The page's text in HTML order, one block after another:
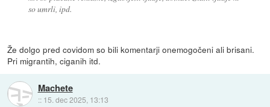
so umrli, ipd.
Že dolgo pred covidom so bili komentarji onemogočeni ali brisani.
Pri migrantih, ciganih itd.
Machete
:: 15. dec 2025, 13:13